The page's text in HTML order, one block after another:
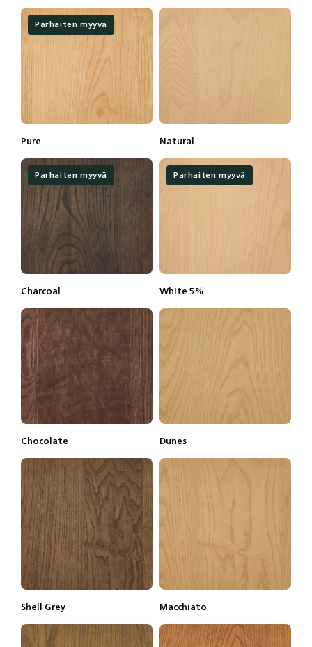
Parhaiten myyvä
Lisätietoja
Pure Lisätietoja
Natural
Parhaiten myyvä
Lisätietoja
Charcoal
Parhaiten myyvä
Lisätietoja
White 5%
Lisätietoja
Chocolate Lisätietoja
Dunes
Lisätietoja
Shell Grey Lisätietoja
Macchiato